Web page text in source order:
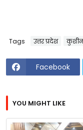
Tags उत्तर प्रदेश
Facebook
YOU MIGHT LIKE